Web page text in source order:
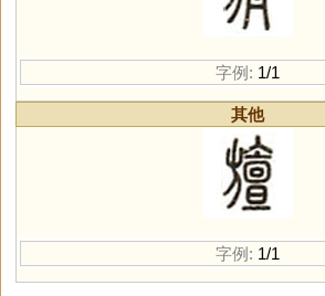
字例: 1/1
其他
字例: 1/1